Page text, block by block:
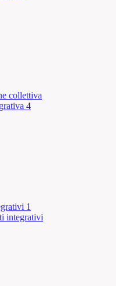
collettiva
4
1
integrativi